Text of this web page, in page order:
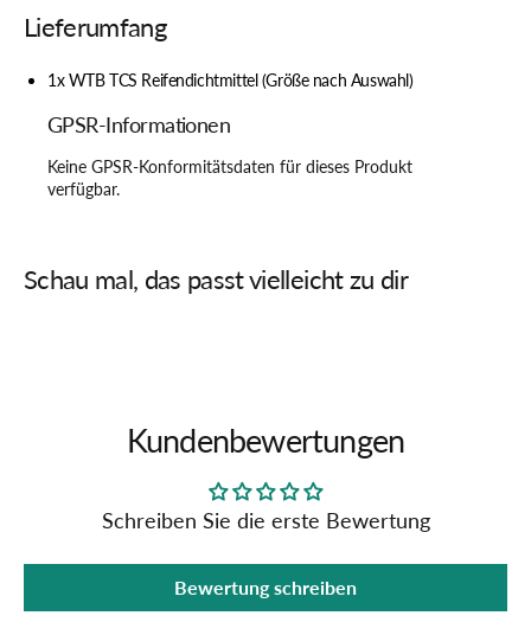
Lieferumfang
1x WTB TCS Reifendichtmittel (Größe nach Auswahl)
GPSR-Informationen
Keine GPSR-Konformitätsdaten für dieses Produkt
verfügbar.
Schau mal, das passt vielleicht zu dir
Kundenbewertungen
Schreiben Sie die erste Bewertung
Bewertung schreiben